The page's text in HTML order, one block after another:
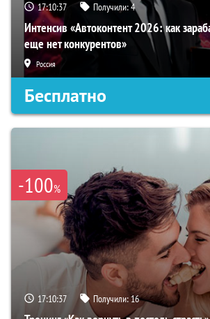
17:10:35 Получили:4
Интенсив «Автоконтент 2026: как
еще нет конкурентов»
Россия
Бесплатно
-100%
17:10:35 Получили:16